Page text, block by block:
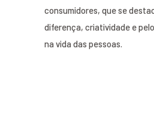
consumidores, que se
diferença, criatividade e
na vida das pessoas.